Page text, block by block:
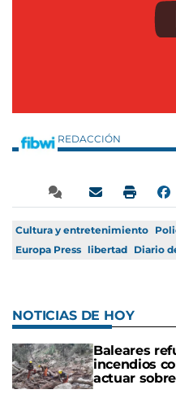
REDACCIÓN
Cultura y entretenimiento
Europa Press libertad Diario
NOTICIAS DE HOY
Baleares
incendios
actuar